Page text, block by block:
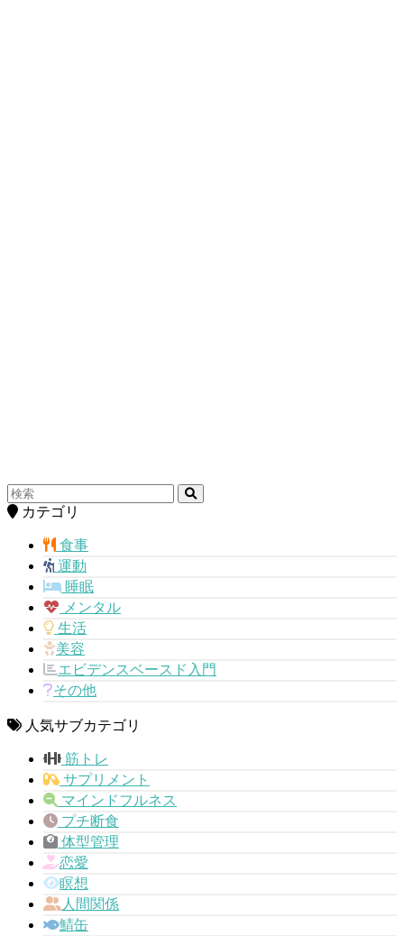
カテゴリ
食事
運動
睡眠
メンタル
生活
美容
エビデンスベースド入門
その他
人気サブカテゴリ
筋トレ
サプリメント
マインドフルネス
プチ断食
体型管理
恋愛
瞑想
人間関係
鯖缶